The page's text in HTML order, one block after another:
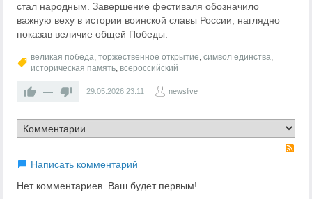
стал народным. Завершение фестиваля обозначило
важную веху в истории воинской славы России, наглядно
показав величие общей Победы.
великая победа,торжественное открытие,символ единства,
историческая память, всероссийский
— 29.05.2026 23:11 newslive
Написать комментарий
Нет комментариев. Ваш будет первым!